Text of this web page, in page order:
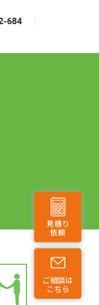
見積り
依頼
ご相談は
こちら